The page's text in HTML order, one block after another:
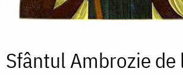
Sfântul Ambrozie de